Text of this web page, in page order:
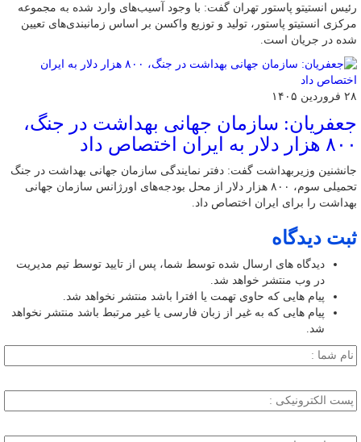
رئیس انستیتو پاستور تهران گفت: با وجود آسیب‌های وارد شده به مجموعه
مرکزی انستیتو پاستور، تولید و توزیع واکسن بر اساس زمانبندی‌های تعیین
شده در جریان است.
۲۸ فروردین ۱۴۰۵
جعفریان: سازمان جهانی بهداشت در جنگ،
۸۰۰ هزار دلار به ایران اختصاص داد
جانشنین وزیربهداشت گفت: دفتر نمایندگی سازمان جهانی بهداشت در جنگ
تحمیلی سوم، ۸۰۰ هزار دلار از محل بودجه‌های اورژانس سازمان جهانی
بهداشت را برای ایران اختصاص داد.
ثبت دیدگاه
دیدگاه های ارسال شده توسط شما، پس از تایید توسط تیم مدیریت
در وب منتشر خواهد شد.
پیام هایی که حاوی تهمت یا افترا باشد منتشر نخواهد شد.
پیام هایی که به غیر از زبان فارسی یا غیر مرتبط باشد منتشر نخواهد
شد.